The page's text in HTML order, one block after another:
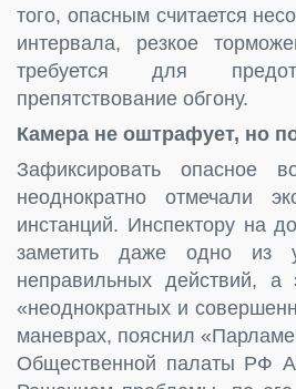
того, опасным считается
интервала, резкое
требуется для
препятствование обгону.
Камера не оштрафует, но
Зафиксировать опасное
неоднократно отмечали
инстанций. Инспектору на
заметить даже одно из
неправильных действий,
«неоднократных и
маневрах, пояснил
Общественной палаты РФ